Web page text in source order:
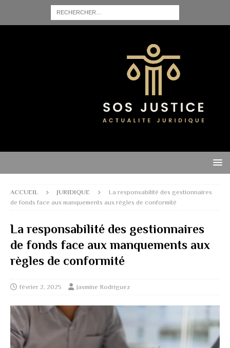
ACCUEIL JURIDIQUE
La responsabilité des gestionnaires
de fonds face aux manquements aux règles de conformité
La responsabilité des gestionnaires
de fonds face aux manquements aux
règles de conformité
février 2, 2025 Jasmine Rodriguez